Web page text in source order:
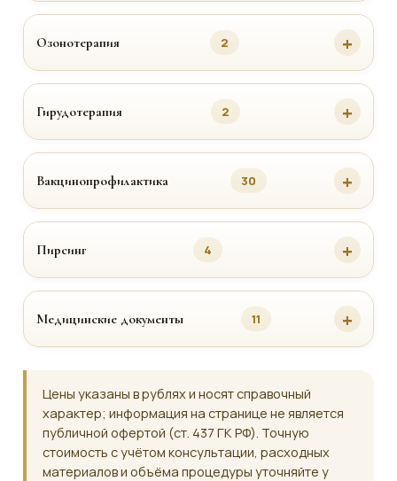
Озонотерапия 2
Гирудотерапия 2
Вакцинопрофилактика 30
Пирсинг 4
Медицинские документы 11
Цены указаны в рублях и носят справочный
характер; информация на странице не является
публичной офертой (ст. 437 ГК РФ). Точную
стоимость с учётом консультации, расходных
материалов и объёма процедуры уточняйте у